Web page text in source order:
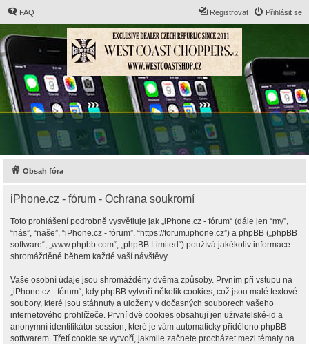
FAQ Přihlásit se
Registrovat
Obsah fóra
iPhone.cz - fórum - Ochrana soukromí
Toto prohlášení podrobně vysvětluje jak „iPhone.cz - fórum“ (dále jen “my”,
“nás”, “naše”, “iPhone.cz - fórum”, “https://forum.iphone.cz”) a phpBB („phpBB
software“, „www.phpbb.com“, „phpBB Limited“) používá jakékoliv informace
shromážděné během každé vaší návštěvy.
Vaše osobní údaje jsou shromážděny dvěma způsoby. Prvním při vstupu na
„iPhone.cz - fórum“, kdy phpBB vytvoří několik cookies, což jsou malé textové
soubory, které jsou stáhnuty a uloženy v dočasných souborech vašeho
internetového prohlížeče. První dvě cookies obsahují jen uživatelské-id a
anonymní identifikátor session, které je vám automaticky přiděleno phpBB
softwarem. Třetí cookie se vytvoří, jakmile začnete procházet mezi tématy na